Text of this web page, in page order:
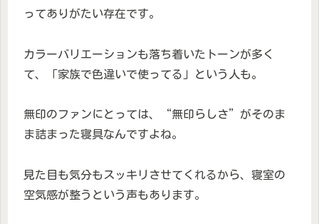
ってありがたい存在です。
カラーバリエーションも落ち着いたトーンが多く
て、「家族で色違いで使ってる」という人も。
無印のファンにとっては、“無印らしさ”がそのま
ま詰まった寝具なんですよね。
見た目も気分もスッキリさせてくれるから、寝室の
空気感が整うという声もあります。